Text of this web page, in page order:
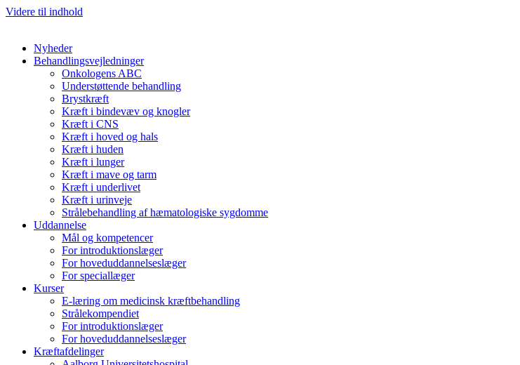
Videre til indhold
Nyheder
Behandlingsvejledninger
Onkologens ABC
Understøttende behandling
Brystkræft
Kræft i bindevæv og knogler
Kræft i CNS
Kræft i hoved og hals
Kræft i huden
Kræft i lunger
Kræft i mave og tarm
Kræft i underlivet
Kræft i urinveje
Strålebehandling af hæmatologiske sygdomme
Uddannelse
Mål og kompetencer
For introduktionslæger
For hoveduddannelseslæger
For speciallæger
Kurser
E-læring om medicinsk kræftbehandling
Strålekompendiet
For introduktionslæger
For hoveduddannelseslæger
Kræftafdelinger